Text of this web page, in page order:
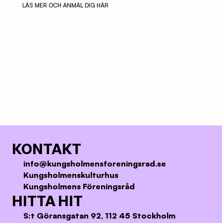
LÄS MER OCH ANMÄL DIG HÄR
KONTAKT
info@kungsholmensforeningsrad.se
Kungsholmenskulturhus
Kungsholmens Föreningsråd
HITTA HIT
S:t Göransgatan 92, 112 45 Stockholm